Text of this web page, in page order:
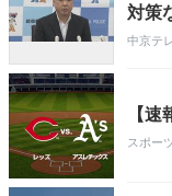
対策
中京テ
【
スポー